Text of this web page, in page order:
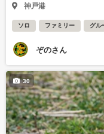
神戸港
ソロ ファミリー グル
ぞのさん
30